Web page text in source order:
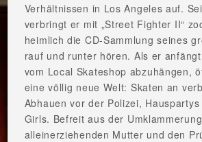
Verhältnissen in Los Angeles auf.
verbringt er mit „Street Fighter II“
heimlich die CD-Sammlung seines
rauf und runter hören. Als er
vom Local Skateshop abzuhängen,
eine völlig neue Welt: Skaten an
Abhauen vor der Polizei,
Girls. Befreit aus der
alleinerziehenden Mutter und den